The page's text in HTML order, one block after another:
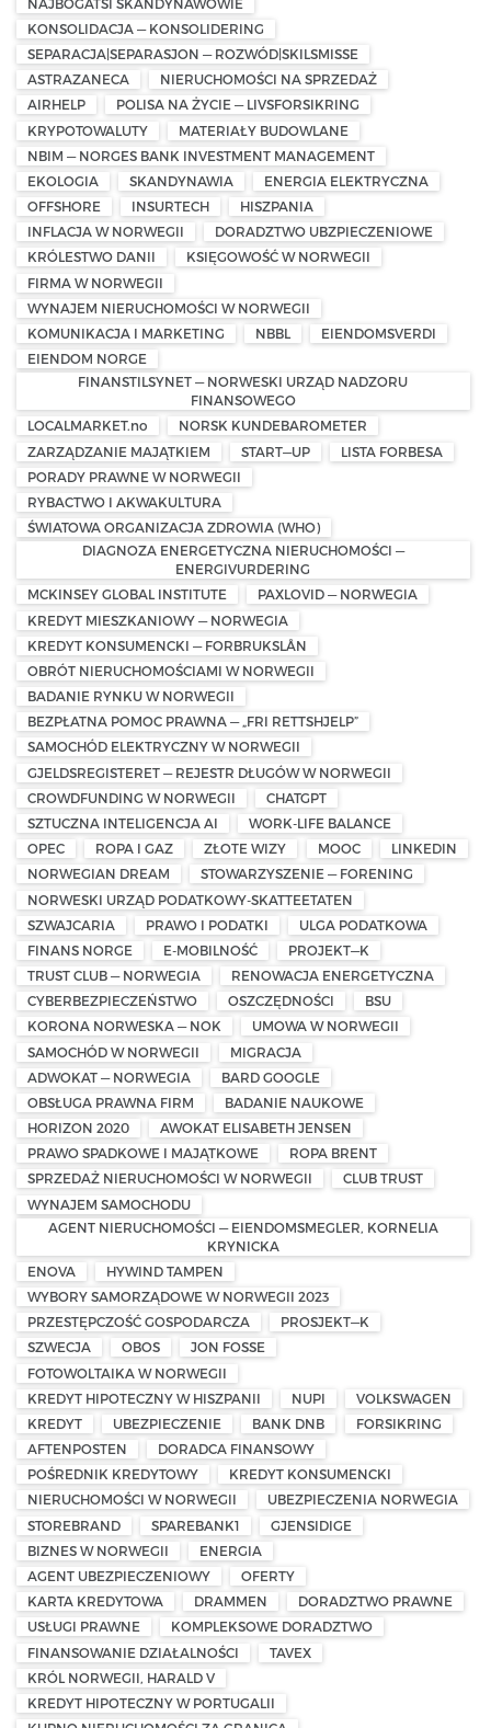
KONSOLIDACJA — KONSOLIDERING
SEPARACJA|SEPARASJON — ROZWÓD|SKILSMISSE
ASTRAZANECA
NIERUCHOMOŚCI NA SPRZEDAŻ
AIRHELP
POLISA NA ŻYCIE — LIVSFORSIKRING
KRYPOTOWALUTY
MATERIAŁY BUDOWLANE
NBIM — NORGES BANK INVESTMENT MANAGEMENT
EKOLOGIA
SKANDYNAWIA
ENERGIA ELEKTRYCZNA
OFFSHORE
INSURTECH
HISZPANIA
INFLACJA W NORWEGII
DORADZTWO UBZPIECZENIOWE
KRÓLESTWO DANII
KSIĘGOWOŚĆ W NORWEGII
FIRMA W NORWEGII
WYNAJEM NIERUCHOMOŚCI W NORWEGII
KOMUNIKACJA I MARKETING
NBBL
EIENDOMSVERDI
EIENDOM NORGE
FINANSTILSYNET — NORWESKI URZĄD NADZORU
FINANSOWEGO
LOCALMARKET.no
NORSK KUNDEBAROMETER
ZARZĄDZANIE MAJĄTKIEM
START—UP
LISTA FORBESA
PORADY PRAWNE W NORWEGII
RYBACTWO I AKWAKULTURA
ŚWIATOWA ORGANIZACJA ZDROWIA (WHO)
DIAGNOZA ENERGETYCZNA NIERUCHOMOŚCI —
ENERGIVURDERING
MCKINSEY GLOBAL INSTITUTE
PAXLOVID — NORWEGIA
KREDYT MIESZKANIOWY — NORWEGIA
KREDYT KONSUMENCKI — FORBRUKSLÅN
OBRÓT NIERUCHOMOŚCIAMI W NORWEGII
BADANIE RYNKU W NORWEGII
BEZPŁATNA POMOC PRAWNA — „FRI RETTSHJELP”
SAMOCHÓD ELEKTRYCZNY W NORWEGII
GJELDSREGISTERET — REJESTR DŁUGÓW W NORWEGII
CROWDFUNDING W NORWEGII
CHATGPT
SZTUCZNA INTELIGENCJA AI
WORK-LIFE BALANCE
OPEC
ROPA I GAZ ZŁOTE WIZY MOOC
LINKEDIN
NORWEGIAN DREAM
STOWARZYSZENIE — FORENING
NORWESKI URZĄD PODATKOWY-SKATTEETATEN
SZWAJCARIA
PRAWO I PODATKI
ULGA PODATKOWA
FINANS NORGE
E-MOBILNOŚĆ
PROJEKT—K
TRUST CLUB — NORWEGIA
RENOWACJA ENERGETYCZNA
CYBERBEZPIECZEŃSTWO
OSZCZĘDNOŚCI
BSU
KORONA NORWESKA — NOK
UMOWA W NORWEGII
SAMOCHÓD W NORWEGII
MIGRACJA
ADWOKAT — NORWEGIA
BARD GOOGLE
OBSŁUGA PRAWNA FIRM
BADANIE NAUKOWE
HORIZON 2020
AWOKAT ELISABETH JENSEN
PRAWO SPADKOWE I MAJĄTKOWE
ROPA BRENT
SPRZEDAŻ NIERUCHOMOŚCI W NORWEGII
CLUB TRUST
WYNAJEM SAMOCHODU
AGENT NIERUCHOMOŚCI — EIENDOMSMEGLER, KORNELIA
KRYNICKA
ENOVA
HYWIND TAMPEN
WYBORY SAMORZĄDOWE W NORWEGII 2023
PRZESTĘPCZOŚĆ GOSPODARCZA
PROSJEKT—K
SZWECJA
OBOS
JON FOSSE
FOTOWOLTAIKA W NORWEGII
KREDYT HIPOTECZNY W HISZPANII
NUPI
VOLKSWAGEN
KREDYT
UBEZPIECZENIE BANK DNB
FORSIKRING
AFTENPOSTEN
DORADCA FINANSOWY
POŚREDNIK KREDYTOWY
KREDYT KONSUMENCKI
NIERUCHOMOŚCI W NORWEGII
UBEZPIECZENIA NORWEGIA
STOREBRAND
SPAREBANK1
GJENSIDIGE
BIZNES W NORWEGII
ENERGIA
AGENT UBEZPIECZENIOWY
OFERTY
KARTA KREDYTOWA
DRAMMEN
DORADZTWO PRAWNE
USŁUGI PRAWNE
KOMPLEKSOWE DORADZTWO
FINANSOWANIE DZIAŁALNOŚCI
TAVEX
KRÓL NORWEGII, HARALD V
KREDYT HIPOTECZNY W PORTUGALII